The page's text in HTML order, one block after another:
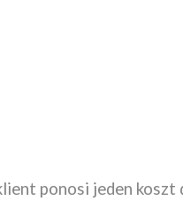
ponosi jeden koszt